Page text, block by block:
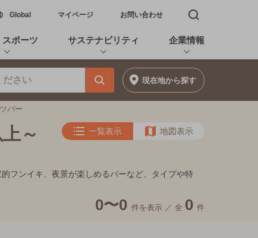
Global新しいウィンドウで開く
マイページ お問い合わせ 検索窓を開く
スポーツ サステナビリティ 企業情報
現在地から探す
バー
～
一覧表示 地図表示
フンイキ、夜景が楽しめるバーなど、タイプや特
0〜0 件を表示 ／ 全 0 件